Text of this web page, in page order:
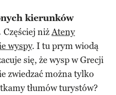
kierunków
Częściej niżAteny
wyspy. I tu prym wiodą
się, że wysp w Grecji
zwiedzać można tylko
tłumów turystów?